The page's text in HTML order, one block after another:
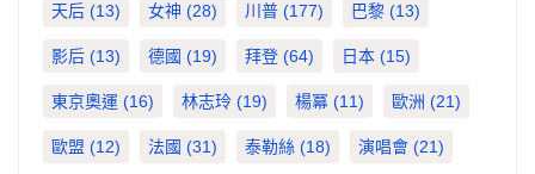
天后 (13) 女神 (28) 川普 (177) 巴黎 (13)
影后 (13) 德國 (19) 拜登 (64) 日本 (15)
東京奧運 (16) 林志玲 (19) 楊冪 (11) 歐洲 (21)
歐盟 (12) 法國 (31) 泰勒絲 (18) 演唱會 (21)